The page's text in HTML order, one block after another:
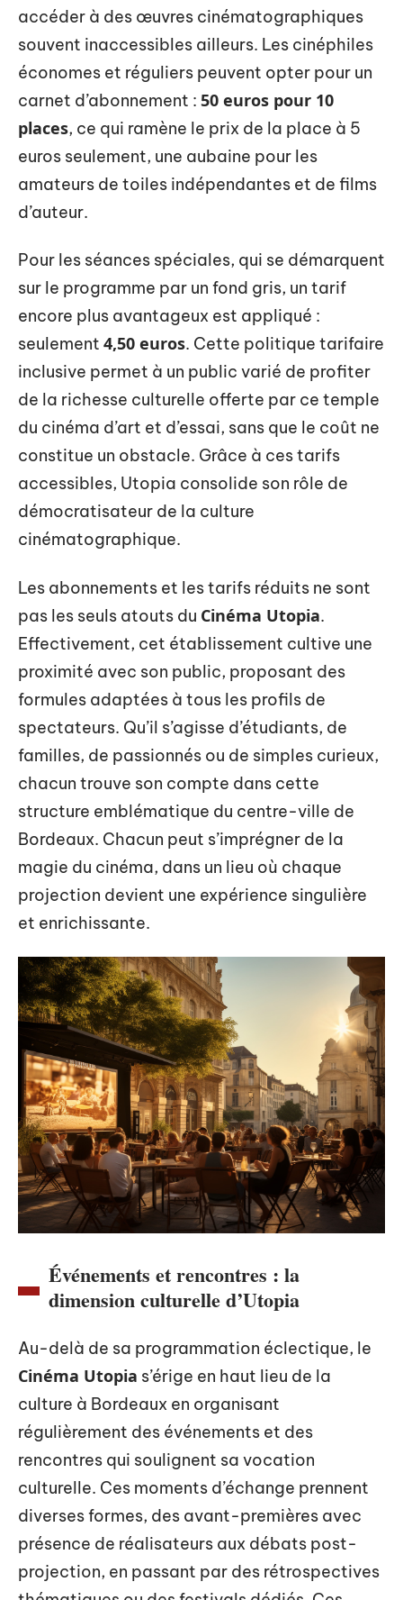
accéder à des œuvres cinématographiques
souvent inaccessibles ailleurs. Les cinéphiles
économes et réguliers peuvent opter pour un
carnet d’abonnement : 50 euros pour 10
places, ce qui ramène le prix de la place à 5
euros seulement, une aubaine pour les
amateurs de toiles indépendantes et de films
d’auteur.
Pour les séances spéciales, qui se démarquent
sur le programme par un fond gris, un tarif
encore plus avantageux est appliqué :
seulement 4,50 euros. Cette politique tarifaire
inclusive permet à un public varié de profiter
de la richesse culturelle offerte par ce temple
du cinéma d’art et d’essai, sans que le coût ne
constitue un obstacle. Grâce à ces tarifs
accessibles, Utopia consolide son rôle de
démocratisateur de la culture
cinématographique.
Les abonnements et les tarifs réduits ne sont
pas les seuls atouts du Cinéma Utopia.
Effectivement, cet établissement cultive une
proximité avec son public, proposant des
formules adaptées à tous les profils de
spectateurs. Qu’il s’agisse d’étudiants, de
familles, de passionnés ou de simples curieux,
chacun trouve son compte dans cette
structure emblématique du centre-ville de
Bordeaux. Chacun peut s’imprégner de la
magie du cinéma, dans un lieu où chaque
projection devient une expérience singulière
et enrichissante.
Événements et rencontres : la
dimension culturelle d’Utopia
Au-delà de sa programmation éclectique, le
Cinéma Utopia s’érige en haut lieu de la
culture à Bordeaux en organisant
régulièrement des événements et des
rencontres qui soulignent sa vocation
culturelle. Ces moments d’échange prennent
diverses formes, des avant-premières avec
présence de réalisateurs aux débats post-
projection, en passant par des rétrospectives